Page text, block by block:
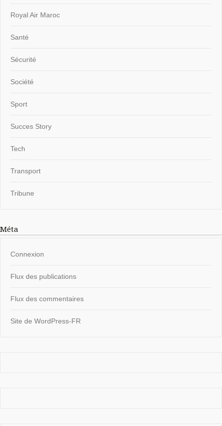
Royal Air Maroc
Santé
Sécurité
Société
Sport
Succes Story
Tech
Transport
Tribune
Méta
Connexion
Flux des publications
Flux des commentaires
Site de WordPress-FR